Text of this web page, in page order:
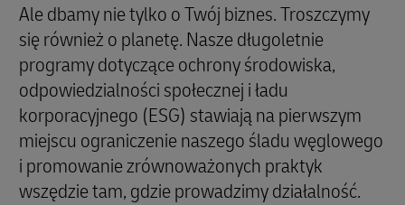
Ale dbamy nie tylko o Twój biznes. Troszczymy
się również o planetę. Nasze długoletnie
programy dotyczące ochrony środowiska,
odpowiedzialności społecznej i ładu
korporacyjnego (ESG) stawiają na pierwszym
miejscu ograniczenie naszego śladu węglowego
i promowanie zrównoważonych praktyk
wszędzie tam, gdzie prowadzimy działalność.